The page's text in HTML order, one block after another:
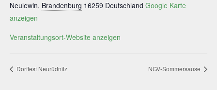
Neulewin, Brandenburg 16259 Deutschland Google Karte
anzeigen
Veranstaltungsort-Website anzeigen
Dorffest Neurüdnitz NGV-Sommersause